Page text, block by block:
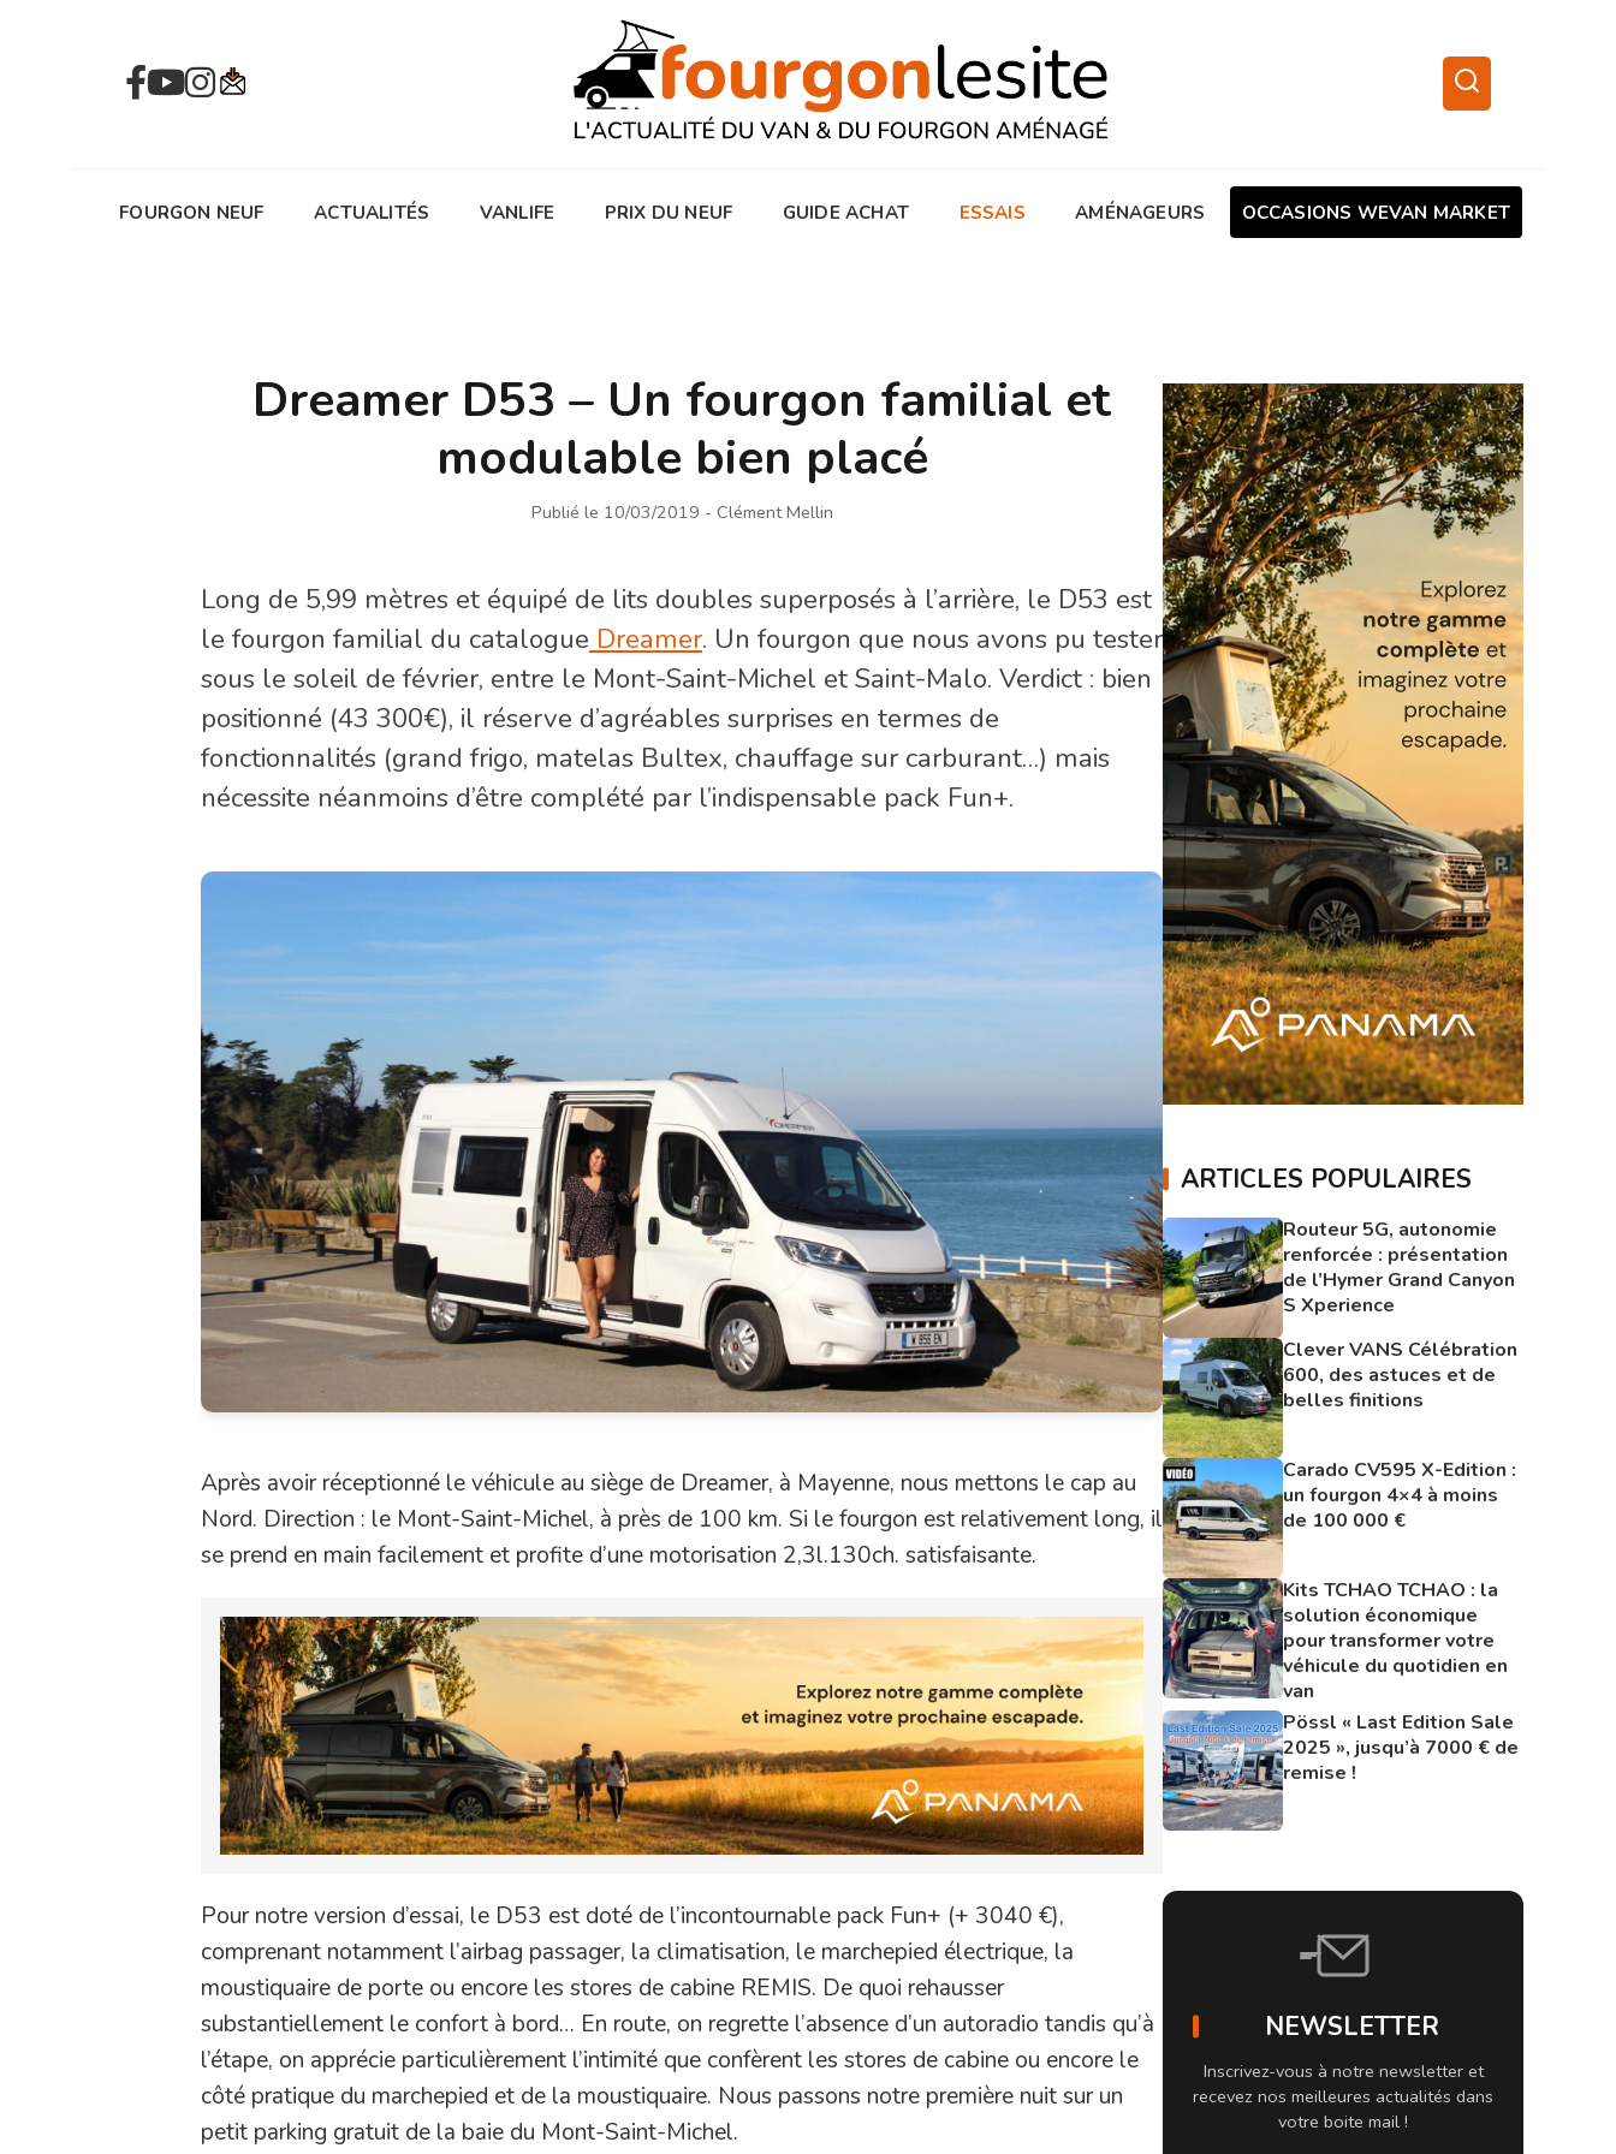
FOURGON NEUF ACTUALITÉS VANLIFE PRIX DU NEUF GUIDE ACHAT ESSAIS AMÉNAGEURS OCCASIONS WEVAN MARKET
Dreamer D53 – Un fourgon familial et
modulable bien placé
Publié le 10/03/2019 - Clément Mellin
Long de 5,99 mètres et équipé de lits doubles superposés à l’arrière, le D53 est
le fourgon familial du catalogue Dreamer. Un fourgon que nous avons pu tester
sous le soleil de février, entre le Mont-Saint-Michel et Saint-Malo. Verdict : bien
positionné (43 300€), il réserve d’agréables surprises en termes de
fonctionnalités (grand frigo, matelas Bultex, chauffage sur carburant…) mais
nécessite néanmoins d’être complété par l’indispensable pack Fun+.
Après avoir réceptionné le véhicule au siège de Dreamer, à Mayenne, nous mettons le cap au
Nord. Direction : le Mont-Saint-Michel, à près de 100 km. Si le fourgon est relativement long, il
se prend en main facilement et profite d’une motorisation 2,3l.130ch. satisfaisante.
Pour notre version d’essai, le D53 est doté de l’incontournable pack Fun+ (+ 3040 €),
comprenant notamment l’airbag passager, la climatisation, le marchepied électrique, la
moustiquaire de porte ou encore les stores de cabine REMIS. De quoi rehausser
substantiellement le confort à bord… En route, on regrette l’absence d’un autoradio tandis qu’à
l’étape, on apprécie particulièrement l’intimité que confèrent les stores de cabine ou encore le
côté pratique du marchepied et de la moustiquaire. Nous passons notre première nuit sur un
petit parking gratuit de la baie du Mont-Saint-Michel.
ARTICLES POPULAIRES
Routeur 5G, autonomie
renforcée : présentation
de l’Hymer Grand Canyon
S Xperience
Clever VANS Célébration
600, des astuces et de
belles finitions
Carado CV595 X-Edition :
un fourgon 4×4 à moins
de 100 000 €
Kits TCHAO TCHAO : la
solution économique
pour transformer votre
véhicule du quotidien en
van
Pössl « Last Edition Sale
2025 », jusqu’à 7000 € de
remise !
NEWSLETTER
Inscrivez-vous à notre newsletter et
recevez nos meilleures actualités dans
votre boite mail !